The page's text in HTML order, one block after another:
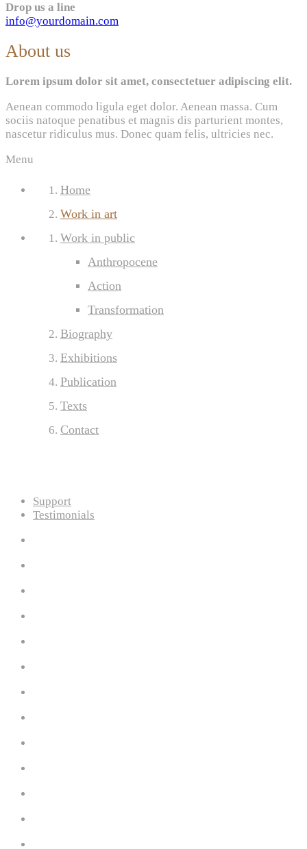
Drop us a line
info@yourdomain.com
About us
Lorem ipsum dolor sit amet, consectetuer adipiscing elit.
Aenean commodo ligula eget dolor. Aenean massa. Cum
sociis natoque penatibus et magnis dis parturient montes,
nascetur ridiculus mus. Donec quam felis, ultricies nec.
Menu
Home
Work in art
Work in public
Anthropocene
Action
Transformation
Biography
Exhibitions
Publication
Texts
Contact
Support
Testimonials